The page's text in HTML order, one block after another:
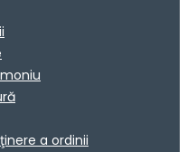
a ordinii